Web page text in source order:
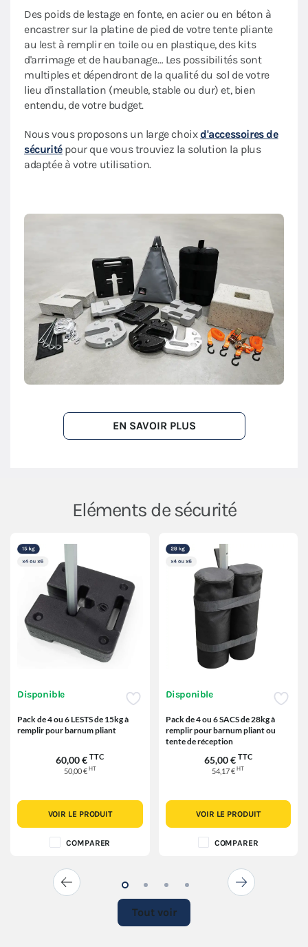
Des poids de lestage en fonte, en acier ou en béton à
encastrer sur la platine de pied de votre tente pliante
au lest à remplir en toile ou en plastique, des kits
d'arrimage et de haubanage… Les possibilités sont
multiples et dépendront de la qualité du sol de votre
lieu d'installation (meuble, stable ou dur) et, bien
entendu, de votre budget.
Nous vous proposons un large choixd'accessoires de
sécuritépour que vous trouviez la solution la plus
adaptée à votre utilisation.
EN SAVOIR PLUS
Eléments de sécurité
Disponible
Pack de 4 ou 6 LESTS de 15kg à
remplir pour barnum pliant
60,00 € TTC
50,00 € HT
VOIR LE PRODUIT
COMPARER
Disponible
Pack de 4 ou 6 SACS de 28kg à
remplir pour barnum pliant ou
tente de réception
65,00 € TTC
54,17 €HT
VOIR LE PRODUIT
COMPARER
Tout voir